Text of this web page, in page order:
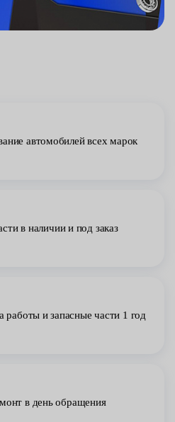
автомобилей всех марок
в наличии и под заказ
работы и запасные части 1 год
в день обращения